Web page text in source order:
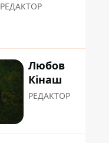
РЕДАКТОР
Любов
Кінаш
РЕДАКТОР